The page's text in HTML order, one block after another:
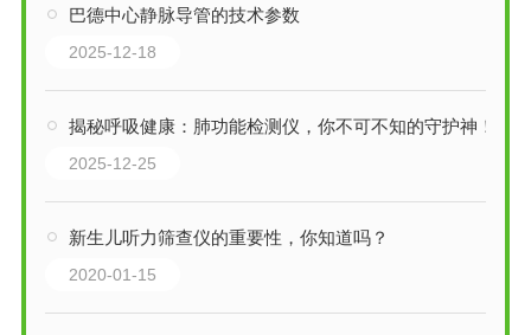
巴德中心静脉导管的技术参数
2025-12-18
揭秘呼吸健康：肺功能检测仪，你不可不知的守护神！
2025-12-25
新生儿听力筛查仪的重要性，你知道吗？
2020-01-15